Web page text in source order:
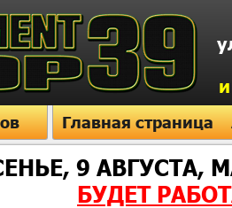
Главная страница
9
БУДЕТ